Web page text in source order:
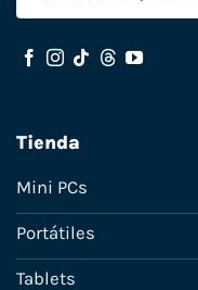
Tienda
Mini PCs
Portátiles
Tablets